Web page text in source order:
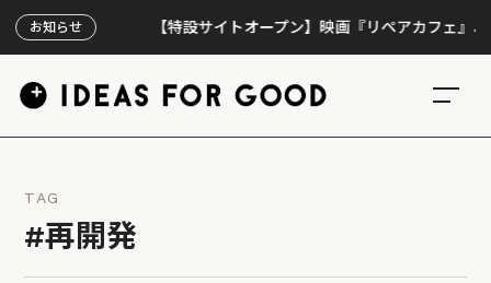
お知らせ 【特設サイトオープン】映画『リペアカフェ』、上映
TAG
#再開発